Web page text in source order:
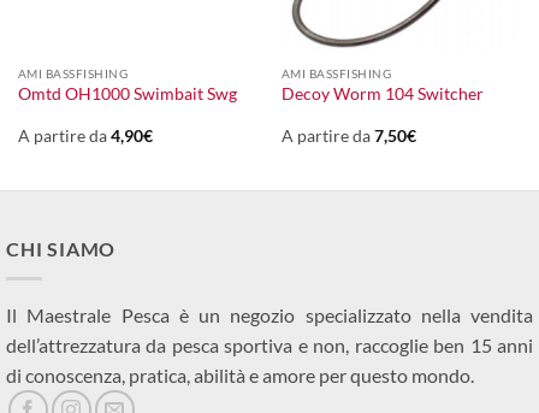
AMI BASSFISHING
Omtd OH1000 Swimbait Swg
A partire da4,90€
AMI BASSFISHING
Decoy Worm 104 Switcher
A partire da7,50€
CHI SIAMO
Il Maestrale Pesca è un negozio specializzato nella vendita
dell’attrezzatura da pesca sportiva e non, raccoglie ben 15 anni
di conoscenza, pratica, abilità e amore per questo mondo.